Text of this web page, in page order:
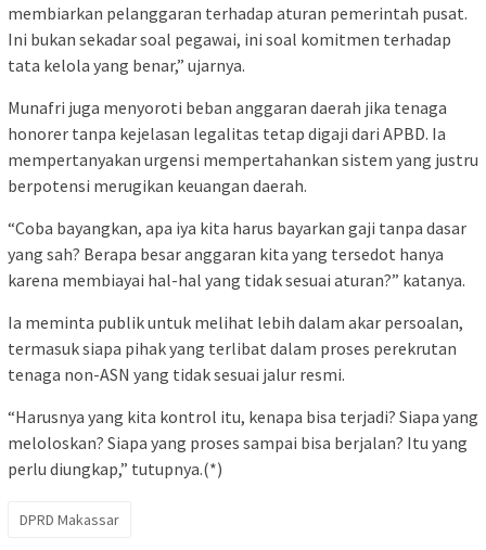
membiarkan pelanggaran terhadap aturan pemerintah pusat.
Ini bukan sekadar soal pegawai, ini soal komitmen terhadap
tata kelola yang benar,” ujarnya.
Munafri juga menyoroti beban anggaran daerah jika tenaga
honorer tanpa kejelasan legalitas tetap digaji dari APBD. Ia
mempertanyakan urgensi mempertahankan sistem yang justru
berpotensi merugikan keuangan daerah.
“Coba bayangkan, apa iya kita harus bayarkan gaji tanpa dasar
yang sah? Berapa besar anggaran kita yang tersedot hanya
karena membiayai hal-hal yang tidak sesuai aturan?” katanya.
Ia meminta publik untuk melihat lebih dalam akar persoalan,
termasuk siapa pihak yang terlibat dalam proses perekrutan
tenaga non-ASN yang tidak sesuai jalur resmi.
“Harusnya yang kita kontrol itu, kenapa bisa terjadi? Siapa yang
meloloskan? Siapa yang proses sampai bisa berjalan? Itu yang
perlu diungkap,” tutupnya.(*)
DPRD Makassar